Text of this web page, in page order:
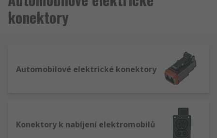
konektory
Automobilové elektrické konektory
Konektory k nabíjení elektromobilů